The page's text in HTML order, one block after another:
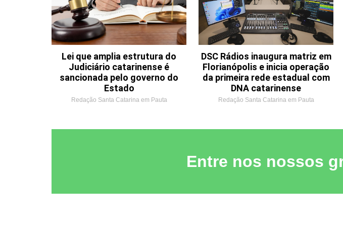
Lei que amplia estrutura do
Judiciário catarinense é
sancionada pelo governo do
Estado
Redação Santa Catarina em Pauta
DSC Rádios inaugura matriz em
Florianópolis e inicia operação
da primeira rede estadual com
DNA catarinense
Redação Santa Catarina em Pauta
Entre nos nossos